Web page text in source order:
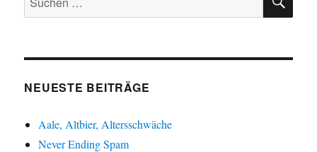
nach:
NEUESTE BEITRÄGE
Aale, Altbier, Altersschwäche
Never Ending Spam